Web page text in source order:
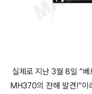
실제로 지난 3월 8일 “베
MH370의 잔해 발견!”이